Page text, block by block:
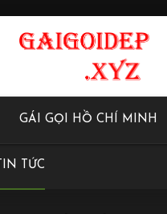
GÁI GỌI HỒ CHÍ MINH
TIN TỨC